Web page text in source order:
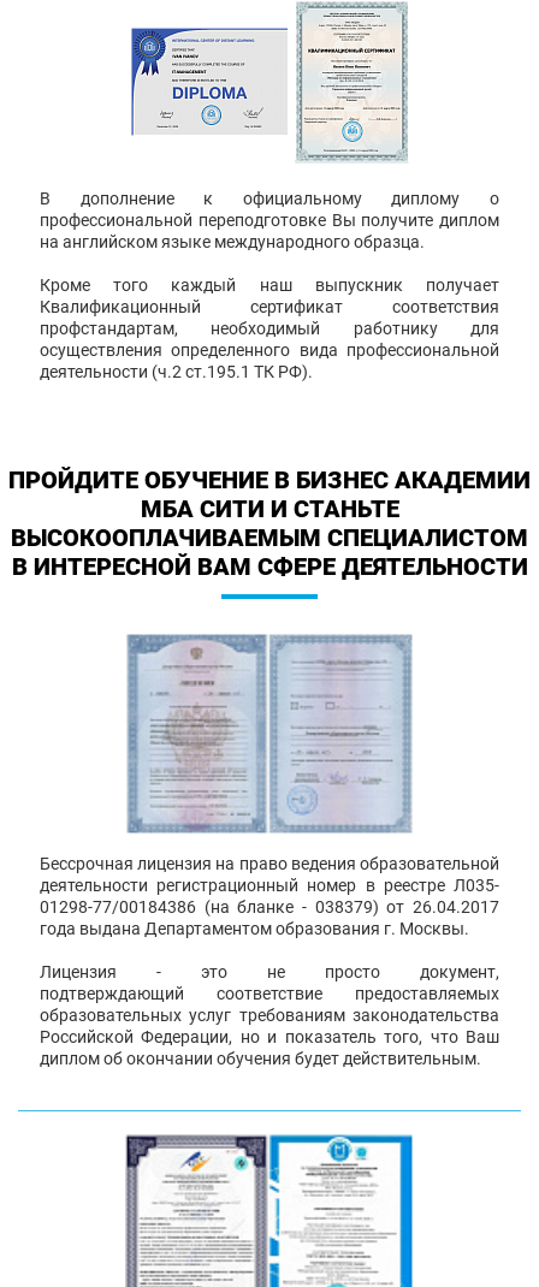
В дополнение к официальному диплому о
профессиональной переподготовке Вы получите диплом
на английском языке международного образца.
Кроме того каждый наш выпускник получает
Квалификационный сертификат соответствия
профстандартам, необходимый работнику для
осуществления определенного вида профессиональной
деятельности (ч.2 ст.195.1 ТК РФ).
ПРОЙДИТЕ ОБУЧЕНИЕ В БИЗНЕС АКАДЕМИИ
МБА СИТИ И СТАНЬТЕ
ВЫСОКООПЛАЧИВАЕМЫМ СПЕЦИАЛИСТОМ
В ИНТЕРЕСНОЙ ВАМ СФЕРЕ ДЕЯТЕЛЬНОСТИ
Бессрочная лицензия на право ведения образовательной
деятельности регистрационный номер в реестре Л035-
01298-77/00184386 (на бланке - 038379) от 26.04.2017
года выдана Департаментом образования г. Москвы.
Лицензия - это не просто документ,
подтверждающий соответствие предоставляемых
образовательных услуг требованиям законодательства
Российской Федерации, но и показатель того, что Ваш
диплом об окончании обучения будет действительным.